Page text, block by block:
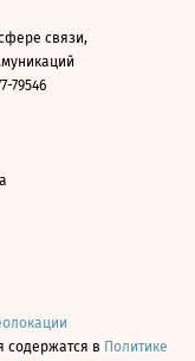
связи,
79546
содержатся в Политике